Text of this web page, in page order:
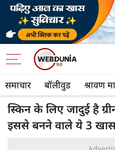
समाचार बॉलीवुड श्रावण
स्किन के लिए जादुई है
इससे बनने वाले ये 3